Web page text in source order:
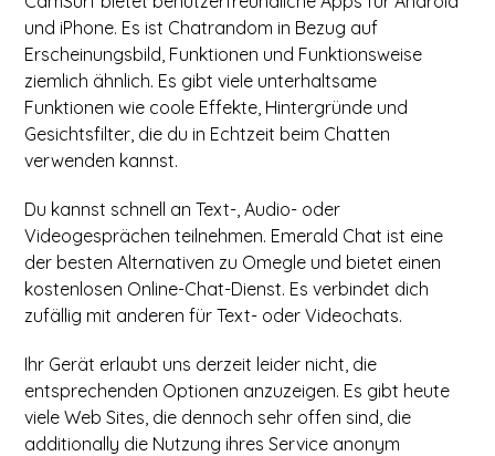
und iPhone. Es ist Chatrandom in Bezug auf
Erscheinungsbild, Funktionen und Funktionsweise
ziemlich ähnlich. Es gibt viele unterhaltsame
Funktionen wie coole Effekte, Hintergründe und
Gesichtsfilter, die du in Echtzeit beim Chatten
verwenden kannst.
Du kannst schnell an Text-, Audio- oder
Videogesprächen teilnehmen. Emerald Chat ist eine
der besten Alternativen zu Omegle und bietet einen
kostenlosen Online-Chat-Dienst. Es verbindet dich
zufällig mit anderen für Text- oder Videochats.
Ihr Gerät erlaubt uns derzeit leider nicht, die
entsprechenden Optionen anzuzeigen. Es gibt heute
viele Web Sites, die dennoch sehr offen sind, die
additionally die Nutzung ihres Service anonym